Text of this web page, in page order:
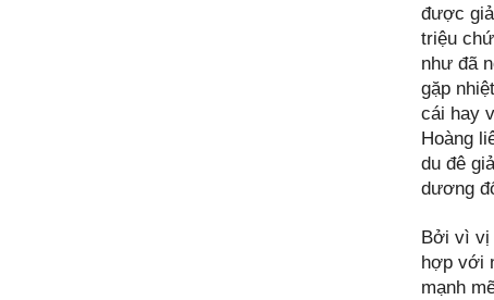
được
triệu
như đã
gặp
cái hay
Hoàng
du đê
dương
Bởi vì vị
hợp với
mạnh